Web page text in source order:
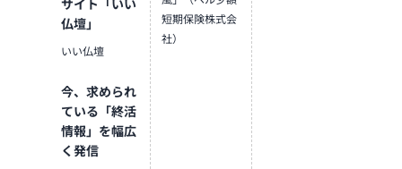
サイト「いい
仏壇」
いい仏壇
今、求められ
ている「終活
情報」を幅広
く発信
短期保険株式会
社）